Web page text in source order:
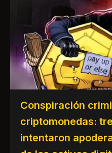
Conspiración
criptomonedas:
intentaron